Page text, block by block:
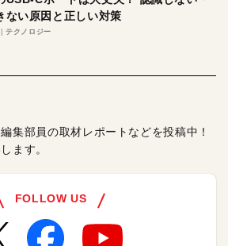
ない原因と正しい対策
テクノロジー
集部員の取材レポートなどを投稿中！
ます。
FOLLOW US